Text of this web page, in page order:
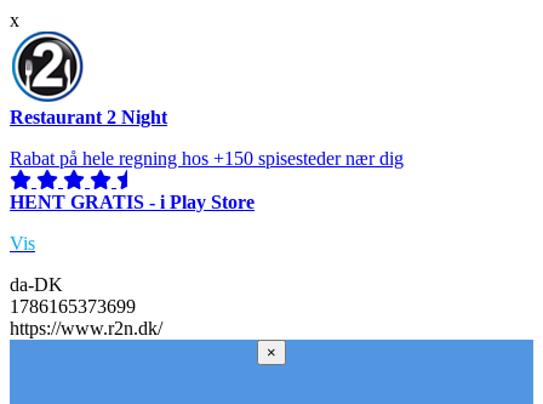
x
Restaurant 2 Night
Rabat på hele regning hos +150 spisesteder nær dig
HENT GRATIS - i Play Store
Vis
da-DK
1786165373699
https://www.r2n.dk/
×